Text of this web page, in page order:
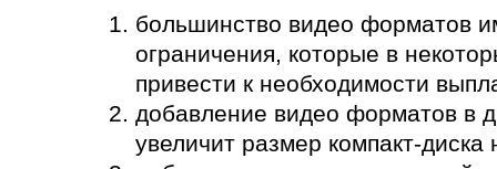
большинство видео форматов
ограничения, которые в
привести к необходимости
добавление видео форматов в
увеличит размер компакт-диска